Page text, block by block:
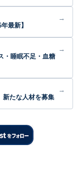
最新】
→
・睡眠不足・血糖
→
新たな人材を募集
→